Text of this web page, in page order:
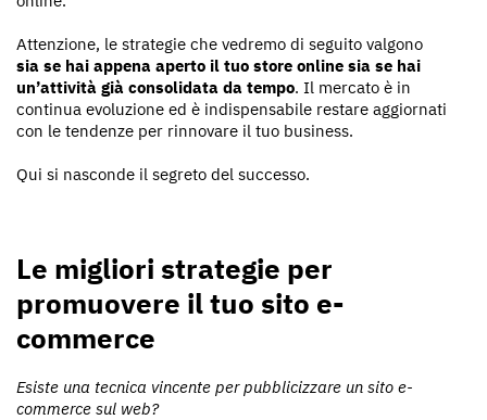
Attenzione, le strategie che vedremo di seguito valgono
sia se hai appena aperto il tuo store online sia se hai
un’attività già consolidata da tempo. Il mercato è in
continua evoluzione ed è indispensabile restare aggiornati
con le tendenze per rinnovare il tuo business.
Qui si nasconde il segreto del successo.
Le migliori strategie per
promuovere il tuo sito e-
commerce
Esiste una tecnica vincente per pubblicizzare un sito e-
commerce sul web?